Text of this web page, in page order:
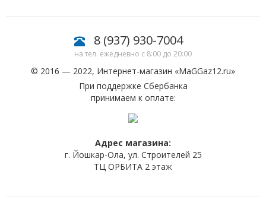
8 (937) 930-7004
на тел. ежедневно с 8:00 до 20:00
© 2016 — 2022, Интернет-магазин «MaGGaz12.ru»
При поддержке Сбербанка
принимаем к оплате:
Адрес магазина:
г. Йошкар-Ола, ул. Строителей 25
ТЦ ОРБИТА 2 этаж